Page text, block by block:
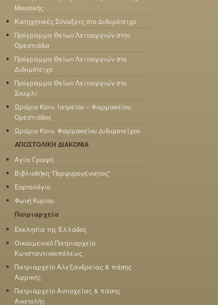
Μουσικής
Κατηχητικές Σύναξεις στο Διδυμότειχο
Πρόγραμμα Θείων Λειτουργιών στην
Ορεστιάδα
Πρόγραμμα Θείων Λειτουργιών στο
Διδυμότειχο
Πρόγραμμα Θείων Λειτουργιών στο
Σουφλί
Ωράριο Κοιν. Ιατρείου – Φαρμακείου
Ορεστιάδος
Ωράριο Κοιν. Φαρμακείου Διδυμοτείχου
ΑΠΟΣΤΟΛΙΚΗ ΔΙΑΚΟΝΙΑ
Αγία Γραφή
Βιβλιοθήκη “Πορφυρογέννητος”
Εορτολόγιο
Φωνή Κυρίου
Πατριαρχεία
Εκκλησία της Ελλάδος
Οικουμενικό Πατριαρχείο
Κωνσταντινουπόλεως
Πατριαρχείο Αλεξανδρείας & πάσης
Αφρικής
Πατριαρχείο Αντιοχείας & πάσης
Ανατολής